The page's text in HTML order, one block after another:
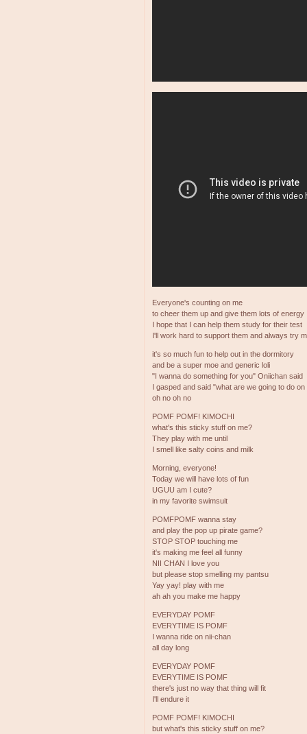
Everyone's counting on me
to cheer them up and give them lots of energy
I hope that I can help them study for their test
I'll work hard to support them and always try
it's so much fun to help out in the dormitory
and be a super moe and generic loli
"I wanna do something for you" Oniichan said
I gasped and said "what are we going to do on
oh no oh no
POMF POMF! KIMOCHI
what's this sticky stuff on me?
They play with me until
I smell like salty coins and milk
Morning, everyone!
Today we will have lots of fun
UGUU am I cute?
in my favorite swimsuit
POMFPOMF wanna stay
and play the pop up pirate game?
STOP STOP touching me
it's making me feel all funny
NII CHAN I love you
but please stop smelling my pantsu
Yay yay! play with me
ah ah you make me happy
EVERYDAY POMF
EVERYTIME IS POMF
I wanna ride on nii-chan
all day long
EVERYDAY POMF
EVERYTIME IS POMF
there's just no way that thing will fit
I'll endure it
POMF POMF! KIMOCHI
but what's this sticky stuff on me?